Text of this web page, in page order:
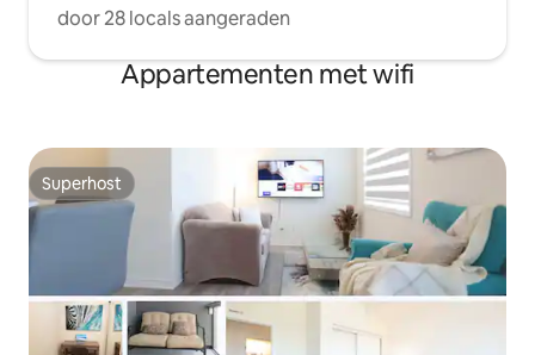
door 28 locals aangeraden
Appartementen met wifi
Superhost
Superhost